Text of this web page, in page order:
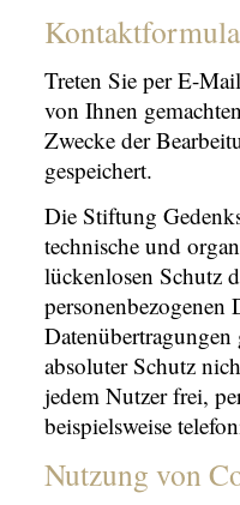
Treten Sie per E-
von Ihnen
Zwecke der
gespeichert.
Die Stiftung
technische und
lückenlosen Schutz
personenbezogenen
absoluter Schutz
jedem Nutzer frei,
beispielsweise
Nutzung von